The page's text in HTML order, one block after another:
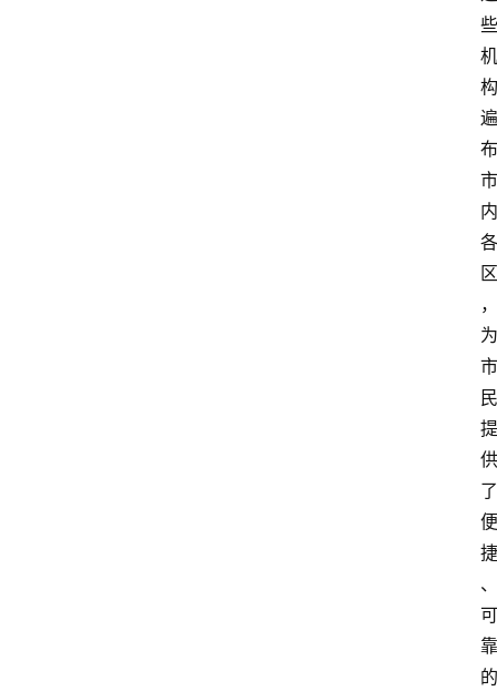
些
机
构
遍
布
市
内
各
区
，
为
市
民
提
供
了
便
捷
、
可
靠
的